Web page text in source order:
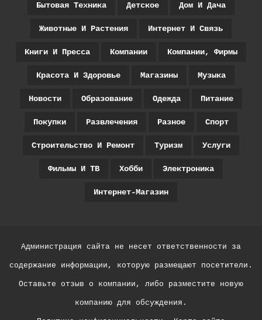
Бытовая Техника Детское Дом И Дача
Животные И Растения Интернет И Связь
Книги И Пресса Компании Компании, Фирмы
Красота И Здоровье Магазины Музыка
Новости Образование Одежда Питание
Покупки Развлечения Разное Спорт
Строительство И Ремонт Туризм Услуги
Фильмы И ТВ Хобби Электроника
Интернет-Магазин
Администрация сайта не несет ответственности за
содержание информации, которую размещают посетители.
Оставьте отзыв о компании, либо разместите новую
компанию для обсуждения.